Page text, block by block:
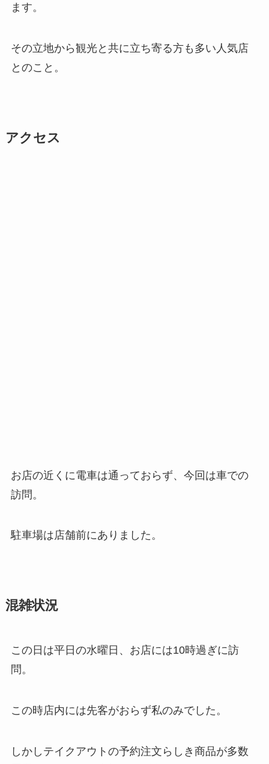
ます。
その立地から観光と共に立ち寄る方も多い人気店
とのこと。
アクセス
お店の近くに電車は通っておらず、今回は車での
訪問。
駐車場は店舗前にありました。
混雑状況
この日は平日の水曜日、お店には10時過ぎに訪
問。
この時店内には先客がおらず私のみでした。
しかしテイクアウトの予約注文らしき商品が多数